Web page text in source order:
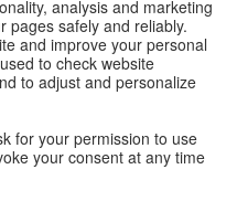
መዳረሻ